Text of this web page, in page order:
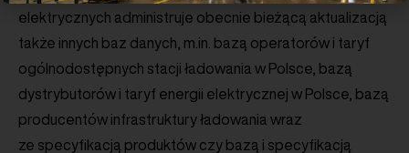
elektrycznych administruje obecnie bieżącą aktualizacją
także innych baz danych, m.in. bazą operatorów i taryf
ogólnodostępnych stacji ładowania w Polsce, bazą
dystrybutorów i taryf energii elektrycznej w Polsce, bazą
producentów infrastruktury ładowania wraz
ze specyfikacją produktów czy bazą i specyfikacją